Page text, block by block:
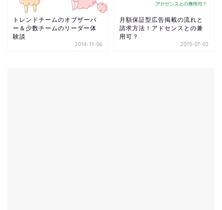
トレンドチームのオブザーバ
ー＆少数チームのリーダー体
験談
2014-11-06
月額保証型広告掲載の流れと
請求方法！アドセンスとの兼
用可？
2015-07-02